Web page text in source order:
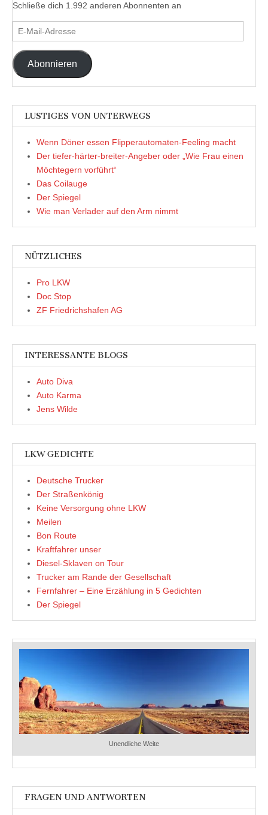
Schließe dich 1.992 anderen Abonnenten an
E-
Mail-
Adresse
Abonnieren
LUSTIGES VON UNTERWEGS
Wenn Döner essen Flipperautomaten-Feeling macht
Der tiefer-härter-breiter-Angeber oder „Wie Frau einen
Möchtegern vorführt“
Das Coilauge
Der Spiegel
Wie man Verlader auf den Arm nimmt
NÜTZLICHES
Pro LKW
Doc Stop
ZF Friedrichshafen AG
INTERESSANTE BLOGS
Auto Diva
Auto Karma
Jens Wilde
LKW GEDICHTE
Deutsche Trucker
Der Straßenkönig
Keine Versorgung ohne LKW
Meilen
Bon Route
Kraftfahrer unser
Diesel-Sklaven on Tour
Trucker am Rande der Gesellschaft
Fernfahrer – Eine Erzählung in 5 Gedichten
Der Spiegel
Unendliche Weite
FRAGEN UND ANTWORTEN